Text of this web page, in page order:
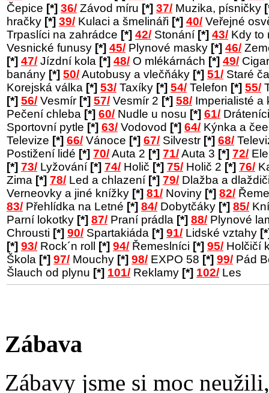
Čepice [*] 36/ Závod míru [*] 37/ Muzika, písničky
hračky [*] 39/ Kulaci a šmelináři [*] 40/ Veřejné
Trpaslíci na zahrádce [*] 42/ Stonání [*] 43/ Kdy to
Vesnické funusy [*] 45/ Plynové masky [*] 46/
[*] 47/ Jízdní kola [*] 48/ O mlékárnách [*] 49/
banány [*] 50/Autobusy a vlečňáky [*] 51/ Staré
Korejská válka [*] 53/ Taxíky [*] 54/ Telefon [*] 55/
[*] 56/ Vesmír [*] 57/ Vesmír 2 [*] 58/ Imperialisté a
Pečení chleba [*] 60/ Nudle u nosu [*] 61/
Sportovní pytle [*] 63/ Vodovod [*] 64/ Kýnka a
Televize [*] 66/ Vánoce [*] 67/ Silvestr [*] 68/
Postižení lidé [*] 70/Auta 2 [*] 71/Auta 3 [*] 72/
[*] 73/ Lyžování [*] 74/ Holič [*] 75/ Holič 2 [*] 76/
Zima [*] 78/ Led a chlazení [*] 79/ Dlažba a
Verneovky a jiné knížky [*] 81/ Noviny [*] 82/
83/ Přehlídka na Letné [*] 84/ Dobytčáky [*] 85/
Parní lokotky [*] 87/ Praní prádla [*] 88/ Plynové
Chrousti [*] 90/ Spartakiáda [*] 91/ Lidské vztahy
[*] 93/ Rock´n roll [*] 94/ Řemeslníci [*] 95/ Holčičí
Škola [*] 97/ Mouchy [*] 98/ EXPO 58 [*] 99/ Pád
Šlauch od plynu [*] 101/ Reklamy [*] 102/ Les
Zábava
Zábavy jsme si moc